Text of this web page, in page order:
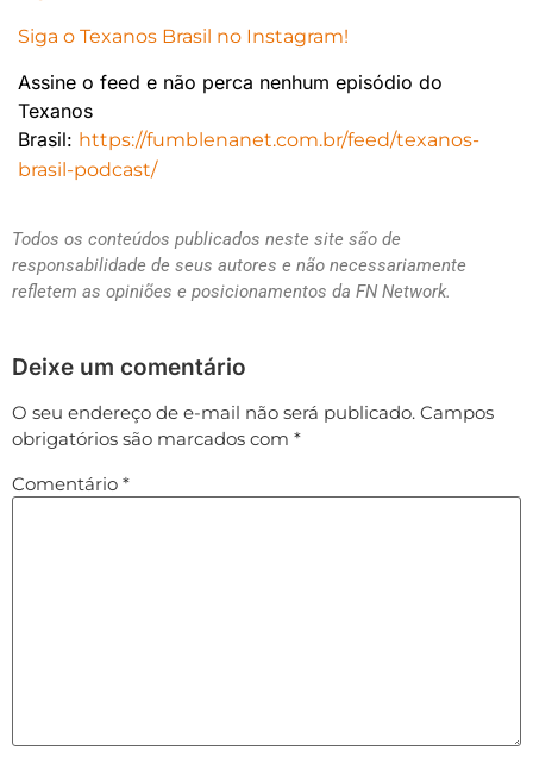
Siga o Texanos Brasil no Instagram!
Assine o feed e não perca nenhum episódio do
Texanos
Brasil: https://fumblenanet.com.br/feed/texanos-
brasil-podcast/
Todos os conteúdos publicados neste site são de
responsabilidade de seus autores e não necessariamente
refletem as opiniões e posicionamentos da FN Network.
Deixe um comentário
O seu endereço de e-mail não será publicado. Campos
obrigatórios são marcados com *
Comentário *